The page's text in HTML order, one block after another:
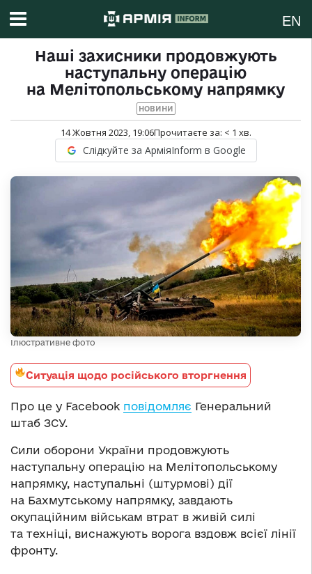
EN
Наші захисники продовжують
наступальну операцію
на Мелітопольському напрямку
НОВИНИ
14 Жовтня 2023, 19:06Прочитаєте за: < 1 хв.
Слідкуйте за АрміяInform в Google
Ілюстративне фото
Ситуація щодо російського вторгнення
Про це у Facebook повідомляє Генеральний
штаб ЗСУ.
Сили оборони України продовжують
наступальну операцію на Мелітопольському
напрямку, наступальні (штурмові) дії
на Бахмутському напрямку, завдають
окупаційним військам втрат в живій силі
та техніці, виснажують ворога вздовж всієї лінії
фронту.